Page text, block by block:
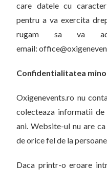
care datele cu
pentru a va exercita
rugam sa va
email:
Confidentialitatea
Oxigenevents.ro nu
colecteaza informatii
ani. Website-ul nu are
de orice fel de la
Daca printr-o eroare